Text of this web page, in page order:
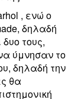
, ενώ ο
δηλαδή
δυο τους,
ύμνησαν το
δηλαδή την
θα